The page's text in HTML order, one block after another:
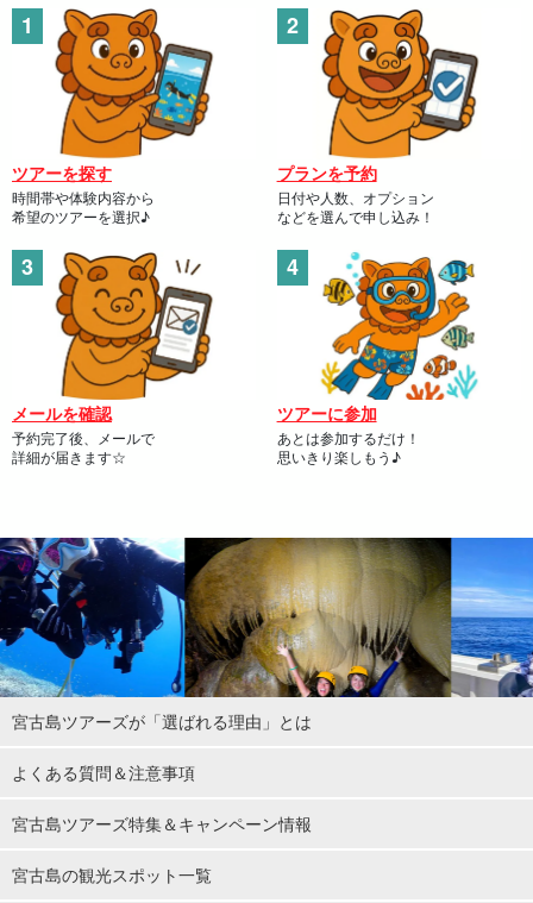
ツアーを探す
時間帯や体験内容から
希望のツアーを選択♪
プランを予約
日付や人数、オプション
などを選んで申し込み！
メールを確認
予約完了後、メールで
詳細が届きます☆
ツアーに参加
あとは参加するだけ！
思いきり楽しもう♪
宮古島ツアーズが「選ばれる理由」とは
よくある質問＆注意事項
宮古島ツアーズ特集＆キャンペーン情報
宮古島の観光スポット一覧